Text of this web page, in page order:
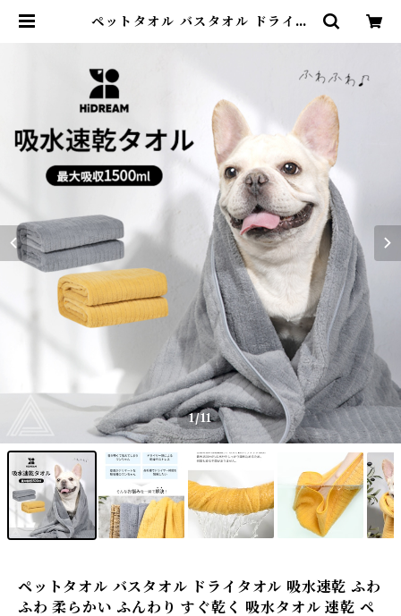
ペットタオル バスタオル ドライタ
レンジ フレブル ボーダーコリー チ
ワワ トイププードル パピヨン マル
チーズ 皮膚炎 優しい 【HiDREA
M】HD015039 | DearKM ❤︎フ
レンチブルドック孔明
1/11
ペットタオル バスタオル ドライタオル 吸水速乾 ふわ
ふわ 柔らかい ふんわり すぐ乾く 吸水タオル 速乾 ペ